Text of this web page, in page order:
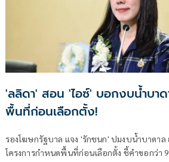
'ลลิดา' สอน 'ไอซ์' บอกงบน้ำบาด
พื้นที่ก่อนเลือกตั้ง!
รองโฆษกรัฐบาล แจง 'รักชนก' ปมงบน้ำบาดาล
โครงการกำหนดพื้นที่ก่อนเลือกตั้ง ชี้คำขอกว่า